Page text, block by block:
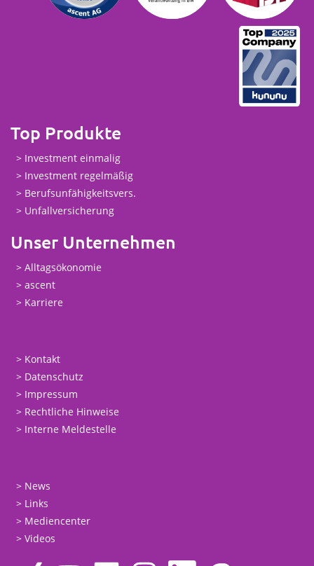
Top Produkte
Investment einmalig
Investment regelmäßig
Berufsunfähigkeitsvers.
Unfallversicherung
Unser Unternehmen
Alltagsökonomie
ascent
Karriere
Kontakt
Datenschutz
Impressum
Rechtliche Hinweise
Interne Meldestelle
News
Links
Mediencenter
Videos